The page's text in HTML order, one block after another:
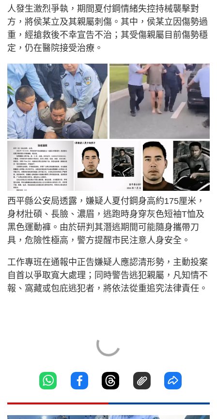
人發生激烈爭執，期間夏付鋼情緒失控持械襲擊對
方，將侯某立及其親屬刺傷。其中，侯某立因傷勢過
重，經搶救後不幸宣告不治；其受傷親屬目前傷勢穩
定，仍在醫院接受治療。
西平縣公安局透露，嫌疑人夏付鋼身高約175厘米，
身材壯碩、長臉、濃眉，逃跑時身穿灰色短袖T恤及
黑色運動褲。由於研判其潛逃期間可能隨身攜帶刀
具，危險性極高，警方提醒市民注意人身安全。
工作專班在通報中正告嫌疑人應認清形勢，主動投案
自首以爭取寬大處理；同時警告逃犯親屬，凡知情不
報、窩藏或包庇逃犯者，將依法從重追究法律責任。